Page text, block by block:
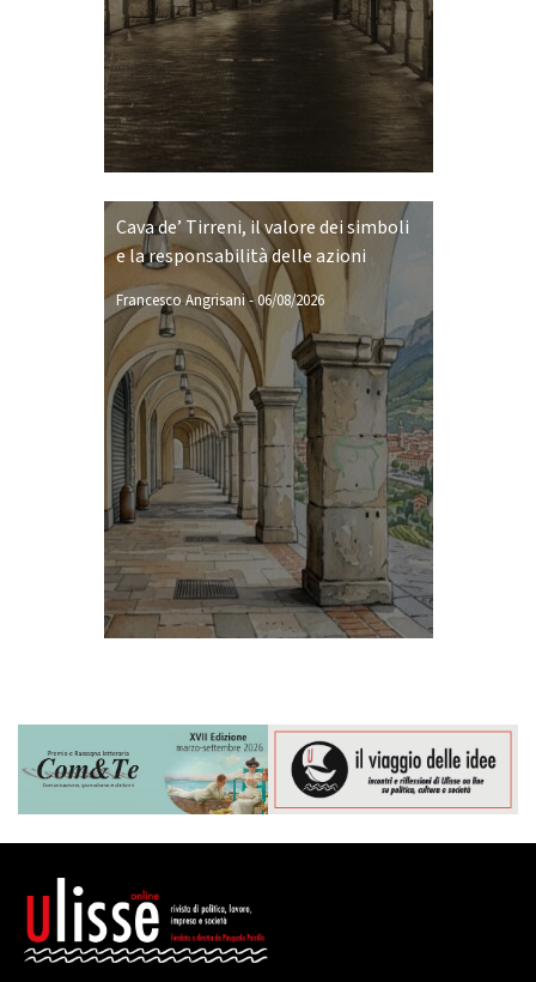
Cava de’ Tirreni, il valore dei simboli
e la responsabilità delle azioni
Francesco Angrisani-06/08/2026